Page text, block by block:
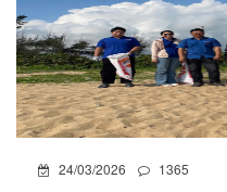
24/03/2026 1365